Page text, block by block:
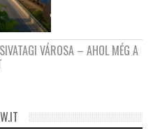
VÁROSA – AHOL MÉG A